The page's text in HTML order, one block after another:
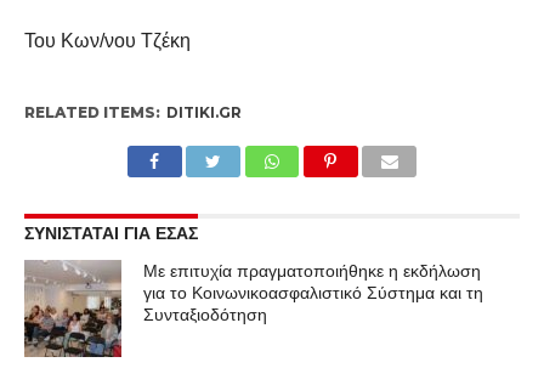
Του Κων/νου Τζέκη
RELATED ITEMS: DITIKI.GR
ΣΥΝΙΣΤΑΤΑΙ ΓΙΑ ΕΣΑΣ
Με επιτυχία πραγματοποιήθηκε η εκδήλωση
για το Κοινωνικοασφαλιστικό Σύστημα και τη
Συνταξιοδότηση